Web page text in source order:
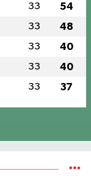
33 54
33 48
33 40
33 40
33 37